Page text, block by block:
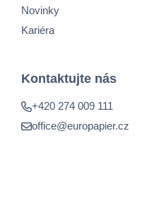
Novinky
Kariéra
Kontaktujte nás
+420 274 009 111
office@europapier.cz